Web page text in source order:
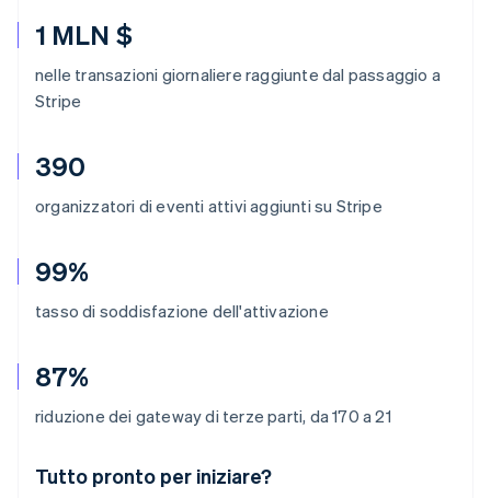
1 MLN $
nelle transazioni giornaliere raggiunte dal passaggio a
Stripe
390
organizzatori di eventi attivi aggiunti su Stripe
99%
tasso di soddisfazione dell'attivazione
87%
riduzione dei gateway di terze parti, da 170 a 21
Tutto pronto per iniziare?
Australia
English